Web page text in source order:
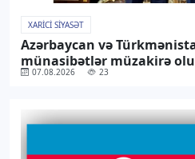
XARICI SIYASƏT
Azərbaycan və
münasibətlər müzakirə
07.08.2026 23